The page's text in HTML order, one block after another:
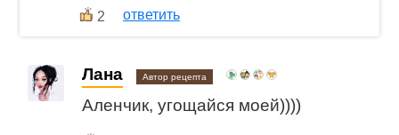
2 ответить
Лана Автор рецепта
Аленчик, угощайся моей))))